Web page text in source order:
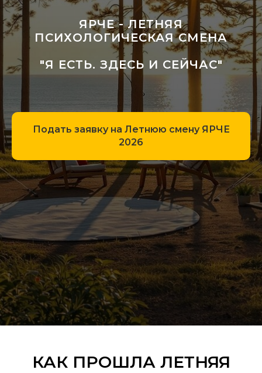
ЯРЧЕ - ЛЕТНЯЯ
ПСИХОЛОГИЧЕСКАЯ СМЕНА
"Я ЕСТЬ. ЗДЕСЬ И СЕЙЧАС"
Подать заявку на Летнюю смену ЯРЧЕ
2026
КАК ПРОШЛА ЛЕТНЯЯ